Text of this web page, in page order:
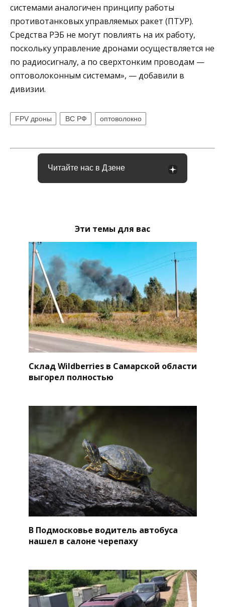
системами аналогичен принципу работы
противотанковых управляемых ракет (ПТУР).
Средства РЭБ не могут повлиять на их работу,
поскольку управление дронами осуществляется не
по радиосигналу, а по сверхтонким проводам —
оптоволоконным системам», — добавили в
дивизии.
FPV дроны ВС РФ оптоволокно
Читайте нас в Дзене
Эти темы для вас
Склад Wildberries в Самарской области
выгорел полностью
В Подмосковье водитель автобуса
нашел в салоне черепаху